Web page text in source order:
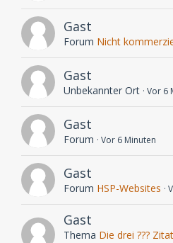
Gast
Forum Nicht
Gast
Unbekannter Ort Vor 6
Gast
Forum Vor 6 Minuten
Gast
Forum HSP-Websites
Gast
Thema Die drei ???